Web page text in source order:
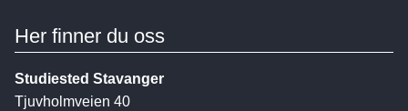
Her finner du oss
Studiested Stavanger
Tjuvholmveien 40